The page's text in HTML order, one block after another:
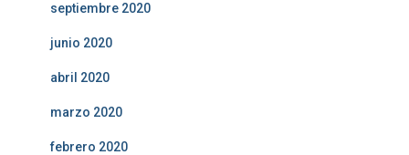
septiembre 2020
junio 2020
abril 2020
marzo 2020
febrero 2020